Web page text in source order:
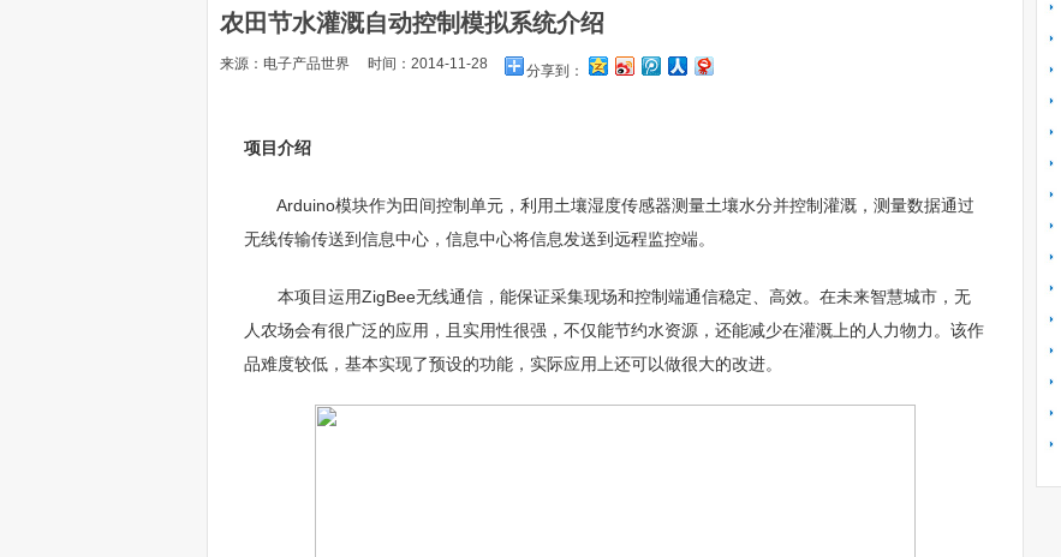
农田节水灌溉自动控制模拟系统介绍
来源：电子产品世界 时间：2014-11-28 分享到：
项目介绍
Arduino模块作为田间控制单元，利用土壤湿度传感器测量土壤水分并控制灌溉，测量数据通过
无线传输传送到信息中心，信息中心将信息发送到远程监控端。
本项目运用ZigBee无线通信，能保证采集现场和控制端通信稳定、高效。在未来智慧城市，无
人农场会有很广泛的应用，且实用性很强，不仅能节约水资源，还能减少在灌溉上的人力物力。该作
品难度较低，基本实现了预设的功能，实际应用上还可以做很大的改进。